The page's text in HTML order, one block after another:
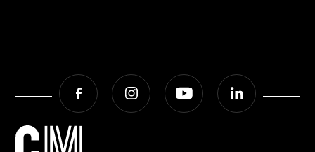
Facebook Instagram Youtube